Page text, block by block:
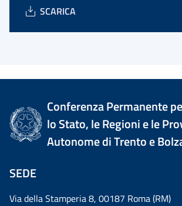
SCARICA
Conferenza Permanente
lo Stato, le Regioni e le
Autonome di Trento e
SEDE
Via della Stamperia 8, 00187 Roma (RM)